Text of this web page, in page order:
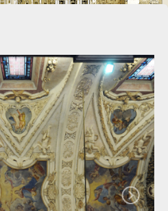
collecte
en matière de